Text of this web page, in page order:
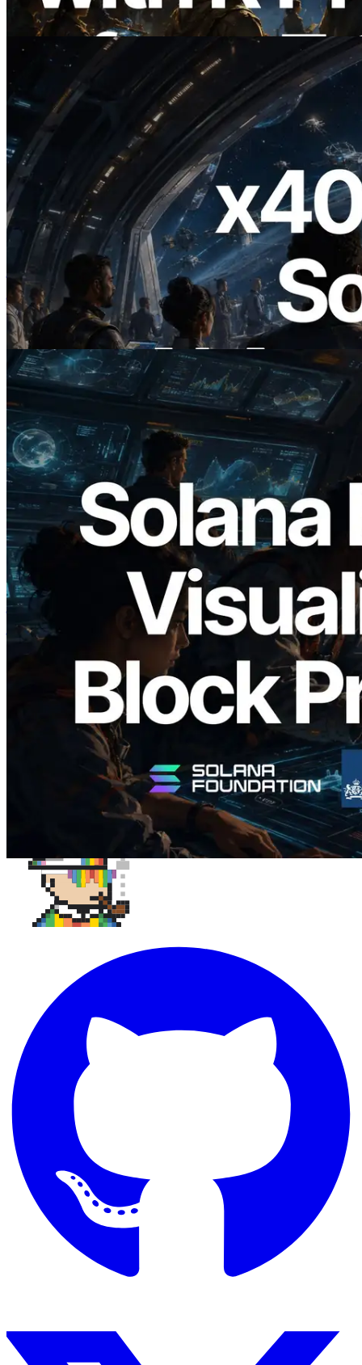
यह लेख पढ़ें
2026.07.04
ERPC ने x402 समर्थित Solana RPC लॉन्च
किया — AI एजेंट अब जरूरत के API के लिए ऑन-
डिमांड भुगतान कर सकते हैं
यह लेख पढ़ें
2026.05.24
Validators Solutions ने Solana Block
Analyzer लॉन्च किया — प्रति-slot ब्लॉक
उत्पादन समय और नियुक्त वैलिडेटर का
विज़ुअलाइज़ेशन